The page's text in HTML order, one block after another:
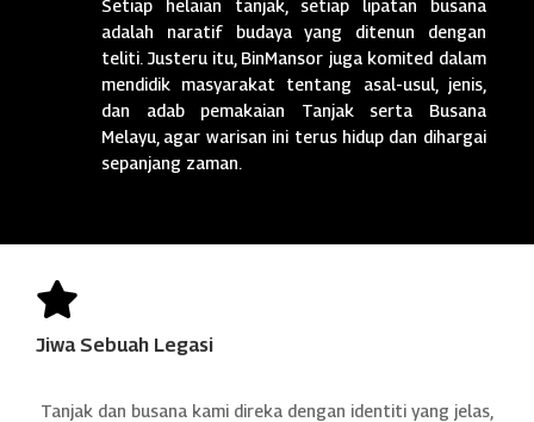
Setiap helaian tanjak, setiap lipatan busana
adalah naratif budaya yang ditenun dengan
teliti. Justeru itu, BinMansor juga komited dalam
mendidik masyarakat tentang asal-usul, jenis,
dan adab pemakaian Tanjak serta Busana
Melayu, agar warisan ini terus hidup dan dihargai
sepanjang zaman.

Jiwa Sebuah Legasi
Tanjak dan busana kami direka dengan identiti yang jelas,